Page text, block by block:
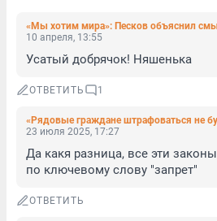
10 апреля, 13:55
Усатый добрячок! Няшенька
ОТВЕТИТЬ 1
23 июля 2025, 17:27
Да какя разница, все эти
по ключевому слову "запрет"
ОТВЕТИТЬ